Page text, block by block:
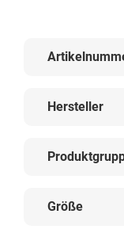
Hersteller
Größe